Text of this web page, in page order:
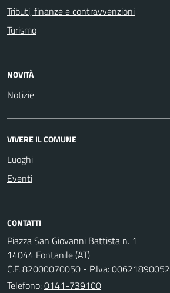
Tributi, finanze e contravvenzioni
Turismo
NOVITÀ
Notizie
VIVERE IL COMUNE
Luoghi
Eventi
CONTATTI
Piazza San Giovanni Battista n. 1
14044 Fontanile (AT)
C.F. 82000070050 - P.Iva: 00621890052
Telefono:0141-739100